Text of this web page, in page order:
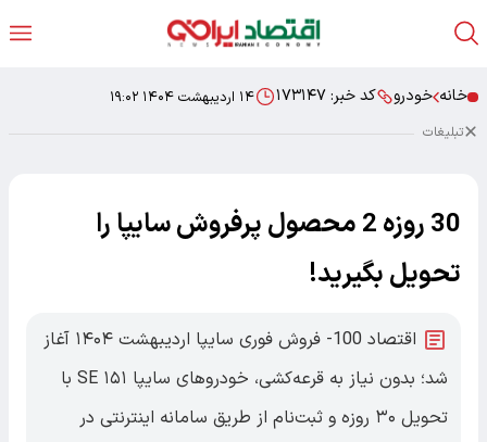
خانه خودرو کد خبر: ۱۷۳۱۴۷ ۱۴ اردیبهشت ۱۴۰۴ ۱۹:۰۲
تبلیغات
30 روزه 2 محصول پرفروش سایپا را
تحویل بگیرید!
اقتصاد 100- فروش فوری سایپا اردیبهشت ۱۴۰۴ آغاز
شد؛ بدون نیاز به قرعه‌کشی، خودروهای سایپا ۱۵۱ SE با
تحویل ۳۰ روزه و ثبت‌نام از طریق سامانه اینترنتی در